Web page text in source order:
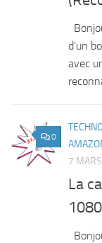
d’un
avec
0
7
La